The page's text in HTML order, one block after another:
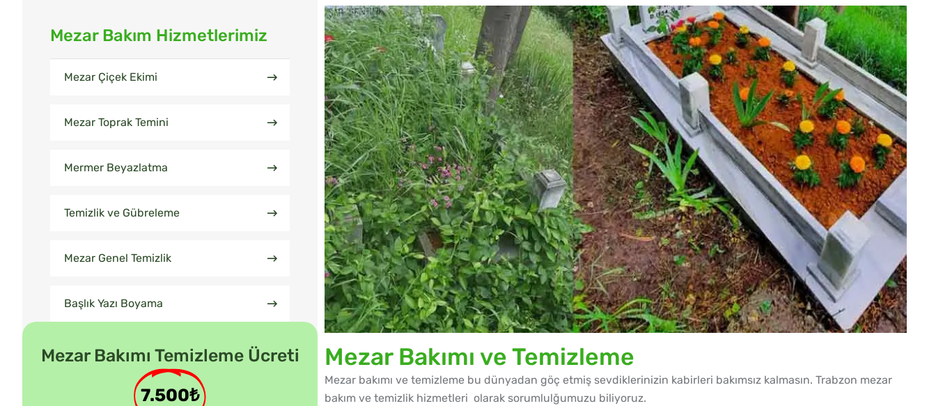
Mezar Bakım Hizmetlerimiz
Mezar Çiçek Ekimi
Mezar Toprak Temini
Mermer Beyazlatma
Temizlik ve Gübreleme
Mezar Genel Temizlik
Başlık Yazı Boyama
Mezar Bakımı Temizleme Ücreti
7.500₺
Mezar Bakımı ve Temizleme
Mezar bakımı ve temizleme bu dünyadan göç etmiş sevdiklerinizin kabirleri bakımsız kalmasın. Trabzon mezar
bakım ve temizlik hizmetleri olarak sorumlulğumuzu biliyoruz.